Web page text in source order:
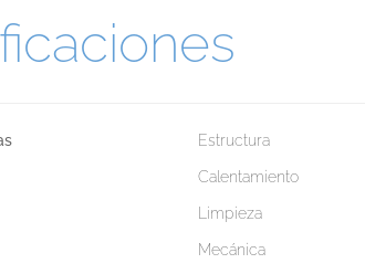
Estructura
Calentamiento
Limpieza
Mecánica